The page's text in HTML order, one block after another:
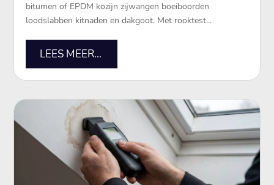
bitumen of EPDM kozijn zijwangen boeiboorden
loodslabben kitnaden en dakgoot. Met rooktest...
LEES MEER...